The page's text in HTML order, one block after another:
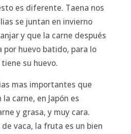
es diferente. Taena nos
se juntan en invierno
y que la carne después
por huevo batido, para lo
su huevo.
mas importantes que
carne, en Japón es
y grasa, y muy cara.
vaca, la fruta es un bien